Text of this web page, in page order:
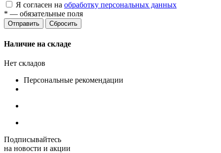
Я согласен на обработку персональных данных
* — обязательные поля
Сбросить
Наличие на складе
Нет складов
Персональные рекомендации
Подписывайтесь
на новости и акции